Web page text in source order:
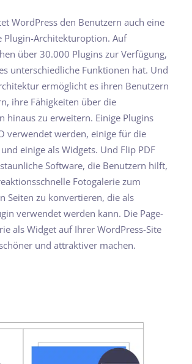
WordPress den Benutzern auch eine
Plugin-Architekturoption. Auf
über 30.000 Plugins zur Verfügung,
unterschiedliche Funktionen hat. Und
ermöglicht es ihren Benutzern
ihre Fähigkeiten über die
hinaus zu erweitern. Einige Plugins
verwendet werden, einige für die
einige als Widgets. Und Flip PDF
Software, die Benutzern hilft,
Fotogalerie zum
Seiten zu konvertieren, die als
verwendet werden kann. Die Page-
als Widget auf Ihrer WordPress-Site
und attraktiver machen.